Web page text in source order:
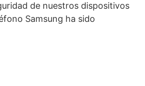
de nuestros dispositivos
Samsung ha sido